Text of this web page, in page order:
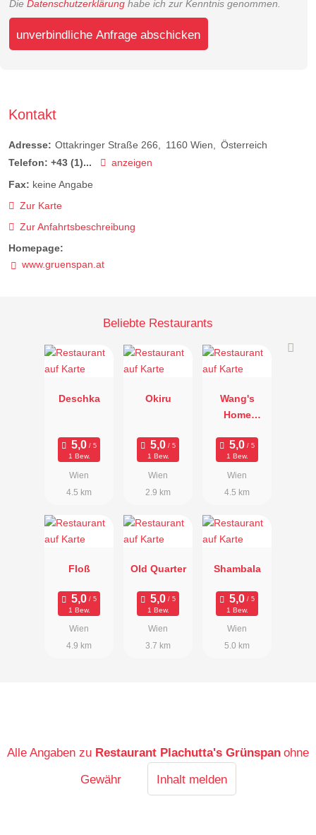
Die Datenschutzerklärung habe ich zur Kenntnis genommen.
unverbindliche Anfrage abschicken
Kontakt
Adresse: Ottakringer Straße 266 1160 Wien
Österreich
Telefon: +43 (1)...
anzeigen
Fax: keine Angabe
Zur Karte
Zur Anfahrtsbeschreibung
Homepage:
www.gruenspan.at
Beliebte Restaurants
Deschka
1 Bew.
Wien
4.5 km
Okiru
1 Bew.
Wien
2.9 km
Wang's
Home
1 Bew.
Wien
4.5 km
Floß
1 Bew.
Wien
4.9 km
Old Quarter
1 Bew.
Wien
3.7 km
Shambala
1 Bew.
Wien
5.0 km
Alle Angaben zu Restaurant Plachutta's Grünspan ohne
Gewähr
Inhalt melden